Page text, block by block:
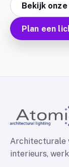
Bekijk
Plan een
Architecturale
interieurs,